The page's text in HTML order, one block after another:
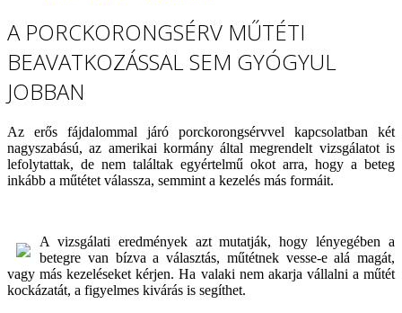
A PORCKORONGSÉRV MŰTÉTI
BEAVATKOZÁSSAL SEM GYÓGYUL
JOBBAN
Az erős fájdalommal járó porckorongsérvvel kapcsolatban két
nagyszabású, az amerikai kormány által megrendelt vizsgálatot is
lefolytattak, de nem találtak egyértelmű okot arra, hogy a beteg
inkább a műtétet válassza, semmint a kezelés más formáit.
A vizsgálati eredmények azt mutatják, hogy lényegében a
betegre van bízva a választás, műtétnek vesse-e alá magát,
vagy más kezeléseket kérjen. Ha valaki nem akarja vállalni a műtét
kockázatát, a figyelmes kivárás is segíthet.